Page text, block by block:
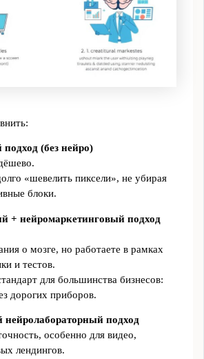
(без нейро)
«шевелить пиксели», не убирая
блоки.
+ нейромаркетинговый подход
о мозге, но работаете в рамках
и тестов.
для большинства бизнесов:
дорогих приборов.
подход
особенно для видео,
лендингов.